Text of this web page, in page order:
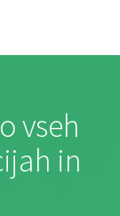
o vseh
in